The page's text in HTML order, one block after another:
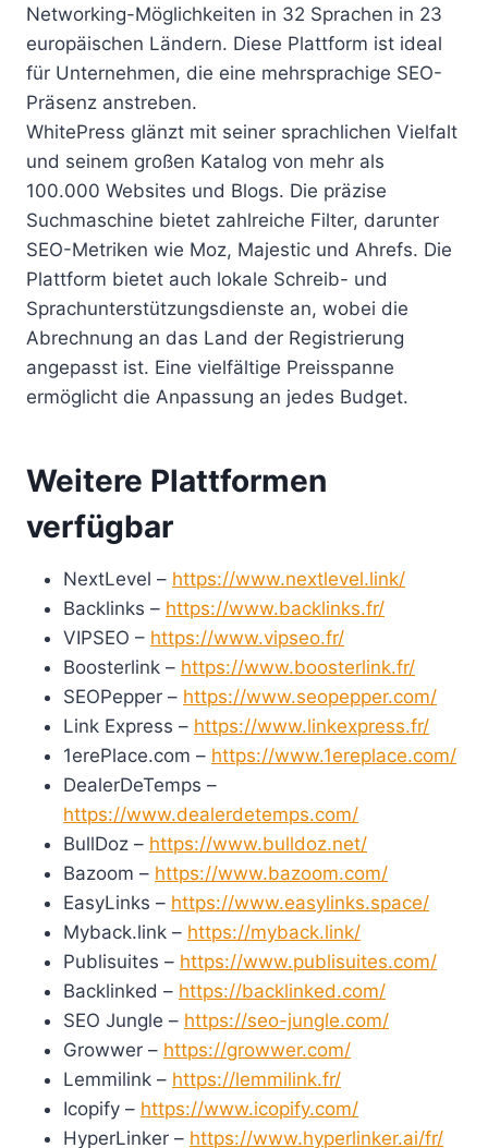
Networking-Möglichkeiten in 32 Sprachen in 23
europäischen Ländern. Diese Plattform ist ideal
für Unternehmen, die eine mehrsprachige SEO-
Präsenz anstreben.
WhitePress glänzt mit seiner sprachlichen Vielfalt
und seinem großen Katalog von mehr als
100.000 Websites und Blogs. Die präzise
Suchmaschine bietet zahlreiche Filter, darunter
SEO-Metriken wie Moz, Majestic und Ahrefs. Die
Plattform bietet auch lokale Schreib- und
Sprachunterstützungsdienste an, wobei die
Abrechnung an das Land der Registrierung
angepasst ist. Eine vielfältige Preisspanne
ermöglicht die Anpassung an jedes Budget.
Weitere Plattformen
verfügbar
NextLevel – https://www.nextlevel.link/
Backlinks – https://www.backlinks.fr/
VIPSEO – https://www.vipseo.fr/
Boosterlink – https://www.boosterlink.fr/
SEOPepper – https://www.seopepper.com/
Link Express – https://www.linkexpress.fr/
1erePlace.com – https://www.1ereplace.com/
DealerDeTemps –
https://www.dealerdetemps.com/
BullDoz – https://www.bulldoz.net/
Bazoom – https://www.bazoom.com/
EasyLinks – https://www.easylinks.space/
Myback.link – https://myback.link/
Publisuites – https://www.publisuites.com/
Backlinked – https://backlinked.com/
SEO Jungle – https://seo-jungle.com/
Growwer – https://growwer.com/
Lemmilink – https://lemmilink.fr/
Icopify – https://www.icopify.com/
HyperLinker – https://www.hyperlinker.ai/fr/